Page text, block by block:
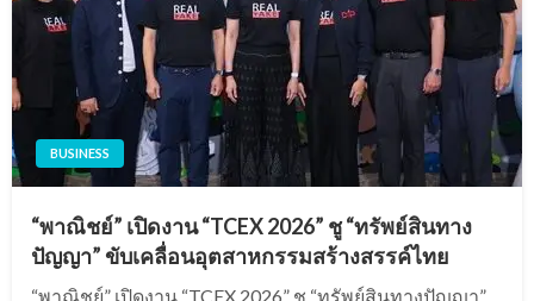
BUSINESS
“พาณิชย์” เปิดงาน “TCEX 2026” ชู “ทรัพย์สินทาง
ปัญญา” ขับเคลื่อนอุตสาหกรรมสร้างสรรค์ไทย
“พาณิชย์” เปิดงาน “TCEX 2026” ชู “ทรัพย์สินทางปัญญา”